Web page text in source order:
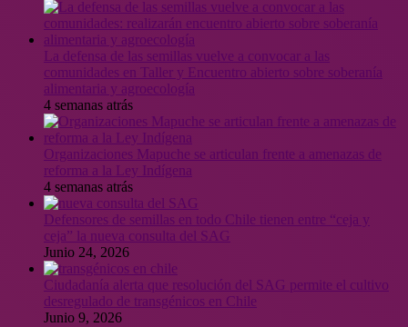
La defensa de las semillas vuelve a convocar a las
comunidades en Taller y Encuentro abierto sobre soberanía
alimentaria y agroecología
4 semanas atrás
Organizaciones Mapuche se articulan frente a amenazas de
reforma a la Ley Indígena
4 semanas atrás
Defensores de semillas en todo Chile tienen entre “ceja y
ceja” la nueva consulta del SAG
Junio 24, 2026
Ciudadanía alerta que resolución del SAG permite el cultivo
desregulado de transgénicos en Chile
Junio 9, 2026